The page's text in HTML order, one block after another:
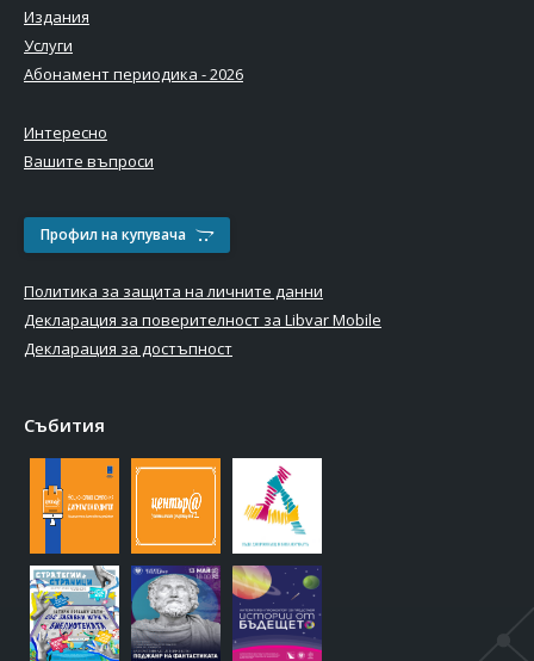
Издания
Услуги
Абонамент периодика - 2026
Интересно
Вашите въпроси
Профил на купувача
Политика за защита на личните данни
Декларация за поверителност за Libvar Mobile
Декларация за достъпност
Събития